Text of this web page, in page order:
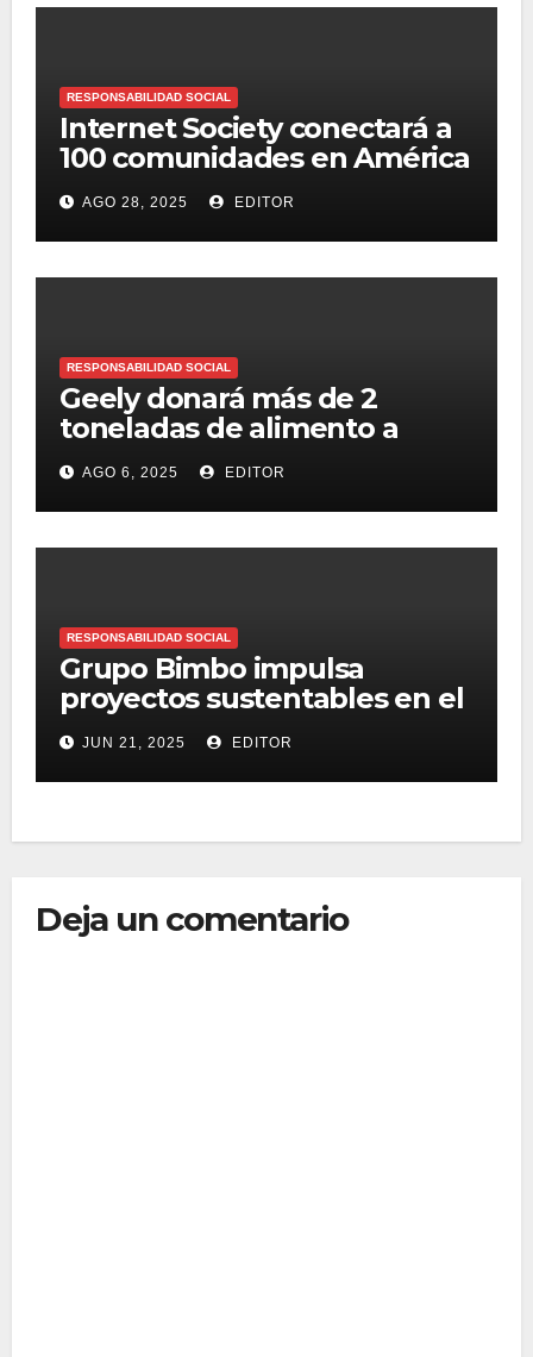
RESPONSABILIDAD SOCIAL
Internet Society conectará a
100 comunidades en América
Latina
AGO 28, 2025 EDITOR
RESPONSABILIDAD SOCIAL
Geely donará más de 2
toneladas de alimento a
refugios de animales en
México
AGO 6, 2025 EDITOR
RESPONSABILIDAD SOCIAL
Grupo Bimbo impulsa
proyectos sustentables en el
Estado de México
JUN 21, 2025 EDITOR
Deja un comentario